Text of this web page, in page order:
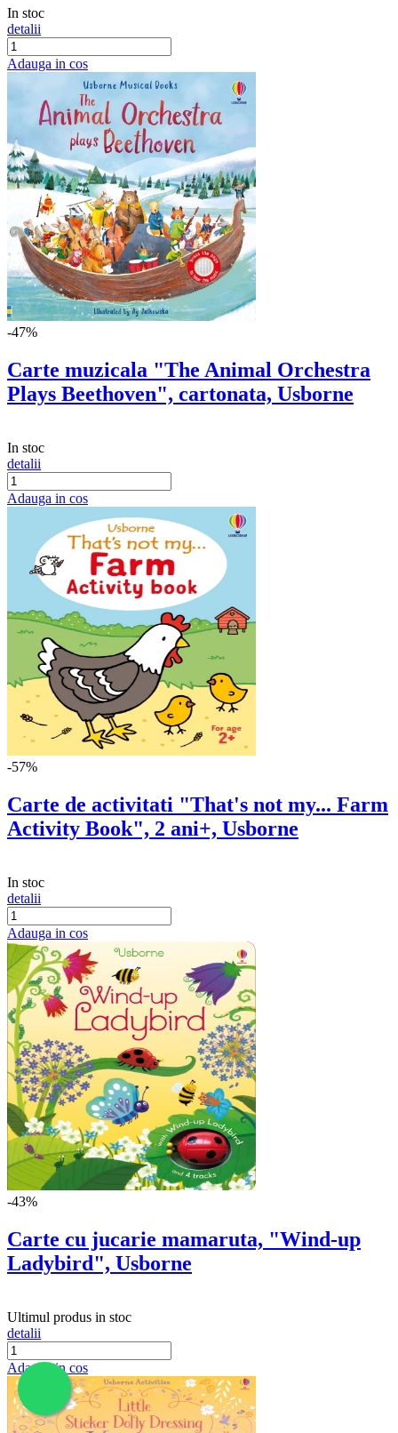
In stoc
detalii
Adauga in cos
-47%
Carte muzicala "The Animal Orchestra
Plays Beethoven", cartonata, Usborne
In stoc
detalii
Adauga in cos
-57%
Carte de activitati "That's not my... Farm
Activity Book", 2 ani+, Usborne
In stoc
detalii
Adauga in cos
-43%
Carte cu jucarie mamaruta, "Wind-up
Ladybird", Usborne
Ultimul produs in stoc
detalii
Adauga in cos